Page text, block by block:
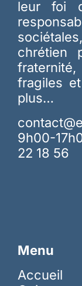
leur foi
chrétien
fragiles
plus…
9h00-
22 18 56
Menu
Accueil